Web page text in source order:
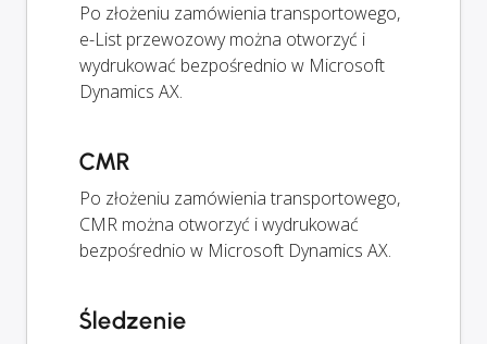
Po złożeniu zamówienia transportowego,
e-List przewozowy można otworzyć i
wydrukować bezpośrednio w Microsoft
Dynamics AX.
CMR
Po złożeniu zamówienia transportowego,
CMR można otworzyć i wydrukować
bezpośrednio w Microsoft Dynamics AX.
Śledzenie